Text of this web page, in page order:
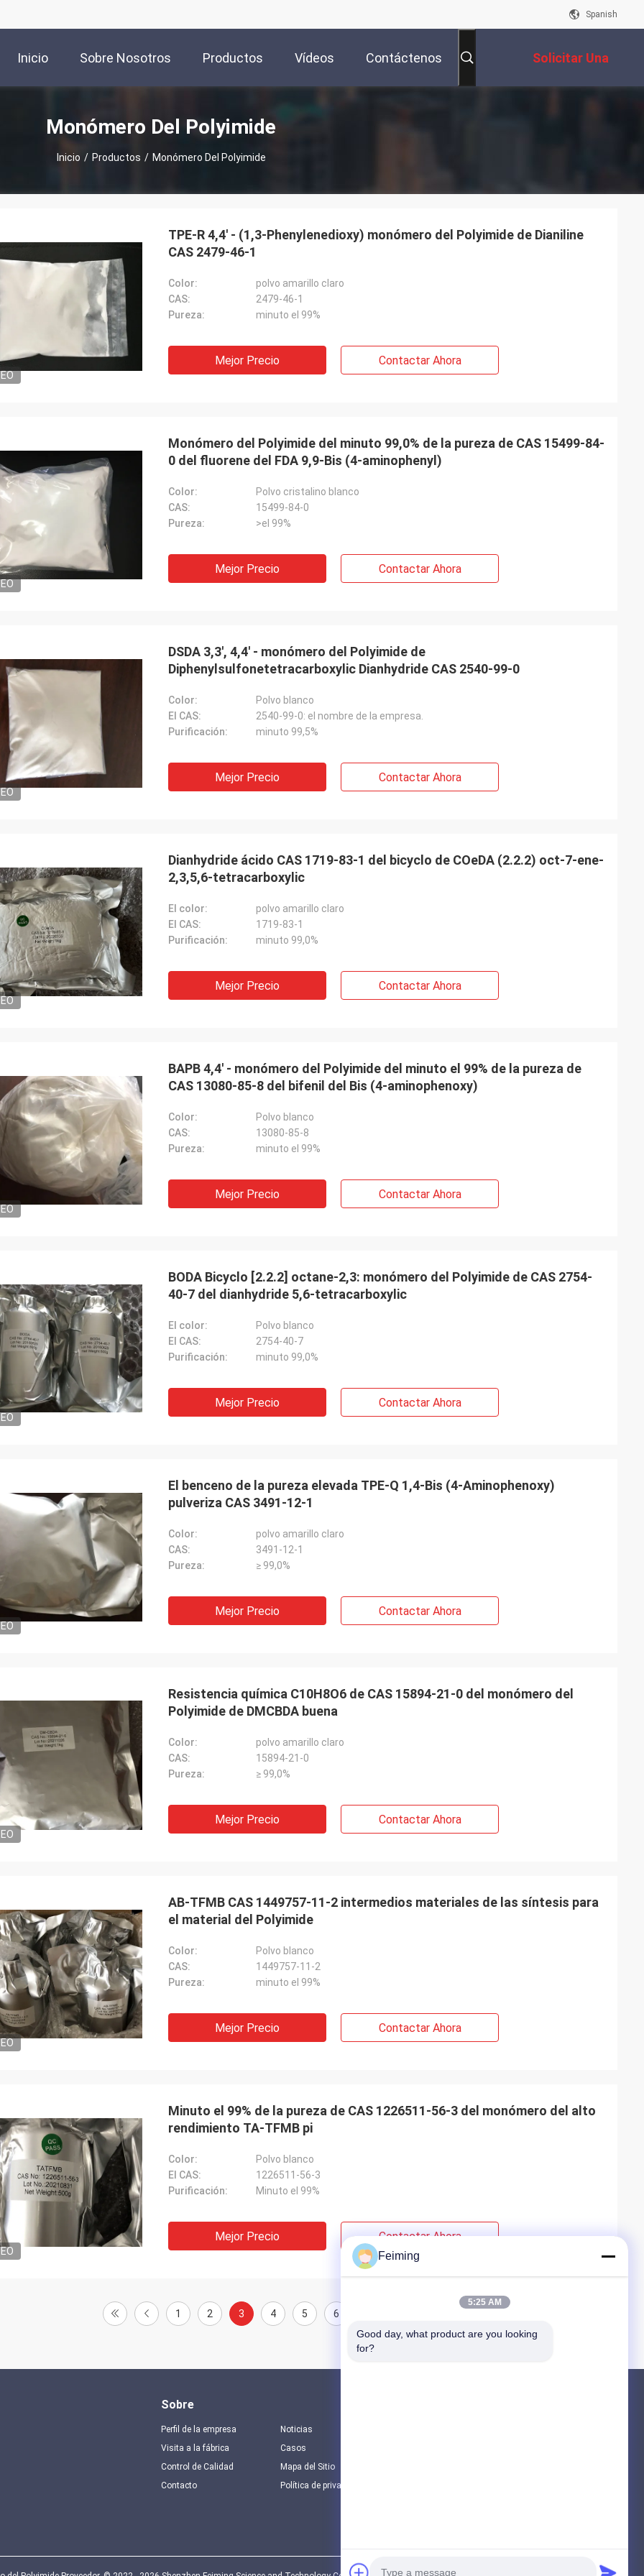
Spanish
Inicio Sobre Nosotros Productos Vídeos Contáctenos Solicitar Una
Cotización
Monómero Del Polyimide
Inicio / Productos / Monómero Del Polyimide
Kurt de Suiza
bien y la gente está trabajando
Cuando tenga alguna noticia la
directamente con ustedes.
Lara Schenk de Bélgica
Es asombroso que servicio de Feiming
exceder nuestra expectativa, realmente
profesional en la consulta, modificando
para requisitos particulares, entrega,
TPE-R 4,4' - (1,3-Phenylenedioxy) monómero del Polyimide de Dianiline
CAS 2479-46-1
Color:
polvo amarillo claro
CAS:
2479-46-1
Pureza:
minuto el 99%
Mejor Precio Contactar Ahora
Monómero del Polyimide del minuto 99,0% de la pureza de CAS 15499-84-
0 del fluorene del FDA 9,9-Bis (4-aminophenyl)
Color:
Polvo cristalino blanco
CAS:
15499-84-0
Pureza:
>el 99%
Mejor Precio Contactar Ahora
DSDA 3,3', 4,4' - monómero del Polyimide de
Diphenylsulfonetetracarboxylic Dianhydride CAS 2540-99-0
Color:
Polvo blanco
El CAS:
2540-99-0: el nombre de la empresa.
Purificación:
minuto 99,5%
Mejor Precio Contactar Ahora
Dianhydride ácido CAS 1719-83-1 del bicyclo de COeDA (2.2.2) oct-7-ene-
2,3,5,6-tetracarboxylic
El color:
polvo amarillo claro
El CAS:
1719-83-1
Purificación:
minuto 99,0%
Mejor Precio Contactar Ahora
BAPB 4,4' - monómero del Polyimide del minuto el 99% de la pureza de
CAS 13080-85-8 del bifenil del Bis (4-aminophenoxy)
Color:
Polvo blanco
CAS:
13080-85-8
Pureza:
minuto el 99%
Mejor Precio Contactar Ahora
BODA Bicyclo [2.2.2] octane-2,3: monómero del Polyimide de CAS 2754-
40-7 del dianhydride 5,6-tetracarboxylic
El color:
Polvo blanco
El CAS:
2754-40-7
Purificación:
minuto 99,0%
Mejor Precio Contactar Ahora
El benceno de la pureza elevada TPE-Q 1,4-Bis (4-Aminophenoxy)
pulveriza CAS 3491-12-1
Color:
polvo amarillo claro
CAS:
3491-12-1
Pureza:
≥ 99,0%
Mejor Precio Contactar Ahora
Resistencia química C10H8O6 de CAS 15894-21-0 del monómero del
Polyimide de DMCBDA buena
Color:
polvo amarillo claro
CAS:
15894-21-0
Pureza:
≥ 99,0%
Mejor Precio Contactar Ahora
AB-TFMB CAS 1449757-11-2 intermedios materiales de las síntesis para
el material del Polyimide
Color:
Polvo blanco
CAS:
1449757-11-2
Pureza:
minuto el 99%
Mejor Precio Contactar Ahora
Minuto el 99% de la pureza de CAS 1226511-56-3 del monómero del alto
rendimiento TA-TFMB pi
Color:
Polvo blanco
El CAS:
1226511-56-3
Purificación:
Minuto el 99%
Mejor Precio Contactar Ahora
1 2 3 4 5 6
Sobre
Perfil de la empresa
Visita a la fábrica
Control de Calidad
Contacto
Noticias
Casos
Mapa del Sitio
Política de privacidad
Feiming
5:25 AM
Good day, what product are you looking
for?